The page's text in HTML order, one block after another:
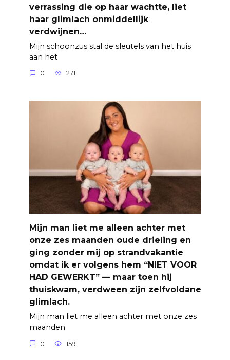
verrassing die op haar wachtte, liet
haar glimlach onmiddellijk
verdwijnen…
Mijn schoonzus stal de sleutels van het huis
aan het
0 271
Mijn man liet me alleen achter met
onze zes maanden oude drieling en
ging zonder mij op strandvakantie
omdat ik er volgens hem “NIET VOOR
HAD GEWERKT” — maar toen hij
thuiskwam, verdween zijn zelfvoldane
glimlach.
Mijn man liet me alleen achter met onze zes
maanden
0 159